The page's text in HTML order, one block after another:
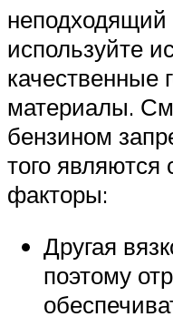
используйте
качественные
материалы.
бензином
того
факторы:
Другая
поэтому